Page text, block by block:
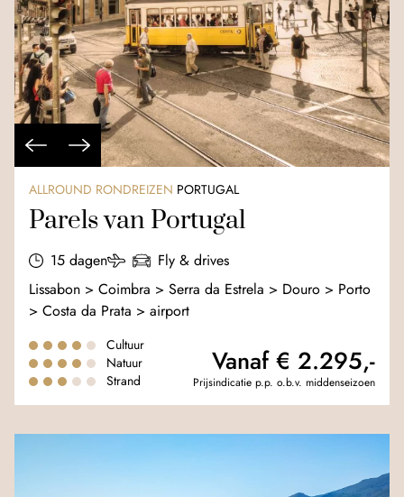
ALLROUND RONDREIZEN PORTUGAL
Parels van Portugal
15 dagen
Fly & drives
Lissabon > Coimbra > Serra da Estrela > Douro > Porto
> Costa da Prata > airport
Cultuur
Natuur
Strand
Vanaf € 2.295,-
Prijsindicatie p.p. o.b.v. middenseizoen